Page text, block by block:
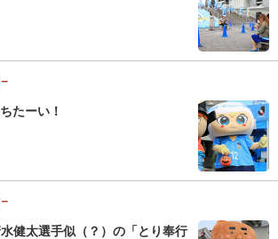
たーい！
健太選手似（？）の「とり奉行